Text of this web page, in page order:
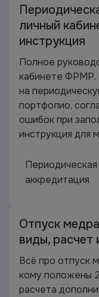
личный
инструкция
Полное
кабинете ФРМР.
на
портфолио,
ошибок при
инструкция для
Периодическая
аккредитация
Отпуск
виды, расчет
Всё про отпуск
кому положены
расчета